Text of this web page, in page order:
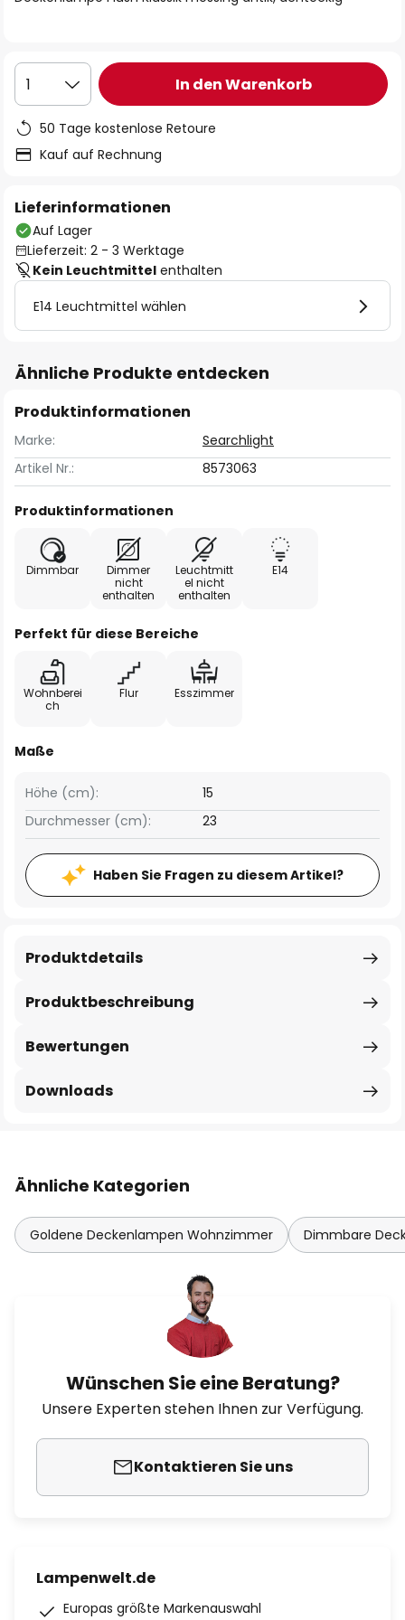
1 In den Warenkorb
50 Tage kostenlose Retoure
Kauf auf Rechnung
Lieferinformationen
Auf Lager
Lieferzeit: 2 - 3 Werktage
Kein Leuchtmittel enthalten
E14 Leuchtmittel wählen
Ähnliche Produkte entdecken
Produktinformationen
Marke:
Searchlight
Artikel Nr.:
8573063
Produktinformationen
Dimmbar
Dimmer
nicht
enthalten
Leuchtmitt
el nicht
enthalten
E14
Perfekt für diese Bereiche
Wohnberei
ch
Flur Esszimmer
Maße
Höhe (cm):
15
Durchmesser (cm):
23
Haben Sie Fragen zu diesem Artikel?
Produktbeschreibung
Produktdetails
Bewertungen
Downloads
Ähnliche Kategorien
Goldene Deckenlampen Wohnzimmer Dimmbare
Wünschen Sie eine Beratung?
Unsere Experten stehen Ihnen zur Verfügung.
Kontaktieren Sie uns
Lampenwelt.de
Europas größte Markenauswahl